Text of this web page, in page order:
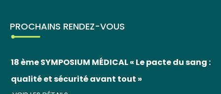
PROCHAINS RENDEZ-VOUS
18 ème SYMPOSIUM MÉDICAL « Le pacte du sang :
qualité et sécurité avant tout »